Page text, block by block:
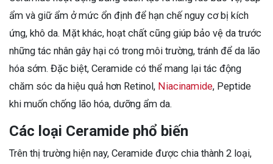
ẩm và giữ ẩm ở mức ổn định để hạn chế nguy cơ bị kích
ứng, khô da. Mặt khác, hoạt chất cũng giúp bảo vệ da trước
những tác nhân gây hại có trong môi trường, tránh để da lão
hóa sớm. Đặc biệt, Ceramide có thể mang lại tác động
chăm sóc da hiệu quả hơn Retinol, Niacinamide, Peptide
khi muốn chống lão hóa, dưỡng ẩm da.
Các loại Ceramide phổ biến
Trên thị trường hiện nay, Ceramide được chia thành 2 loại,